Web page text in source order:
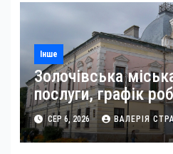
Інше
Золочівська
послуги, графік
СЕР 6, 2026 ВАЛЕРІЯ